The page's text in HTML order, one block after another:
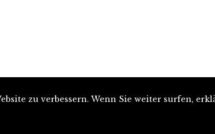
zu verbessern. Wenn Sie weiter surfen,